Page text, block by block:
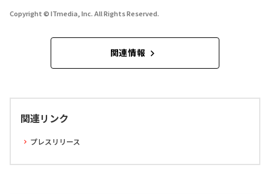
Copyright © ITmedia, Inc. All Rights Reserved.
関連情報
関連リンク
プレスリリース